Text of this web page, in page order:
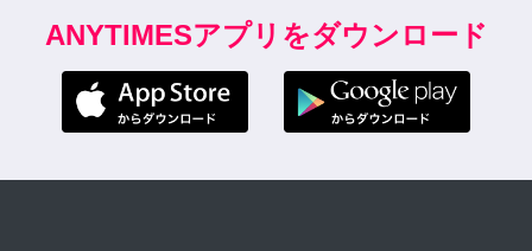
ANYTIMESアプリをダウンロード